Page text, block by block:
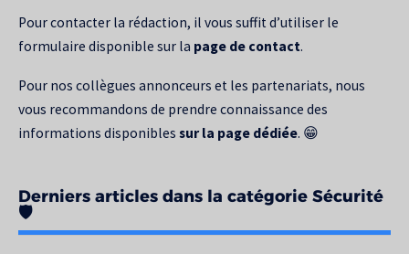
Pour contacter la rédaction, il vous suffit d’utiliser le
formulaire disponible sur la page de contact.
Pour nos collègues annonceurs et les partenariats, nous
vous recommandons de prendre connaissance des
informations disponibles sur la page dédiée. 😁
Derniers articles dans la catégorie Sécurité
🛡️